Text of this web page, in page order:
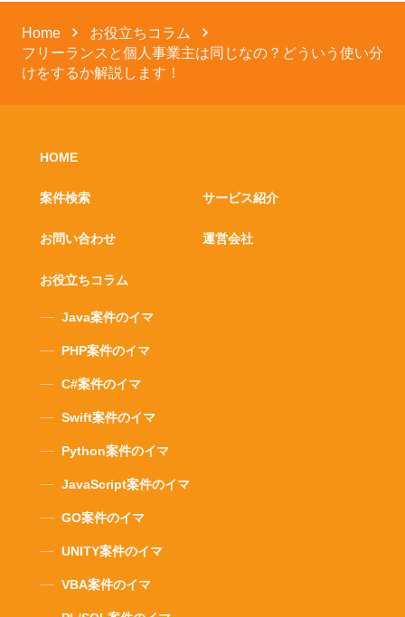
Home
お役立ちコラム
フリーランスと個人事業主は同じなの？どういう使い分
けをするか解説します！
HOME
案件検索 サービス紹介
運営会社
お問い合わせ
お役立ちコラム
Java案件のイマ
PHP案件のイマ
C#案件のイマ
Swift案件のイマ
Python案件のイマ
JavaScript案件のイマ
GO案件のイマ
UNITY案件のイマ
VBA案件のイマ